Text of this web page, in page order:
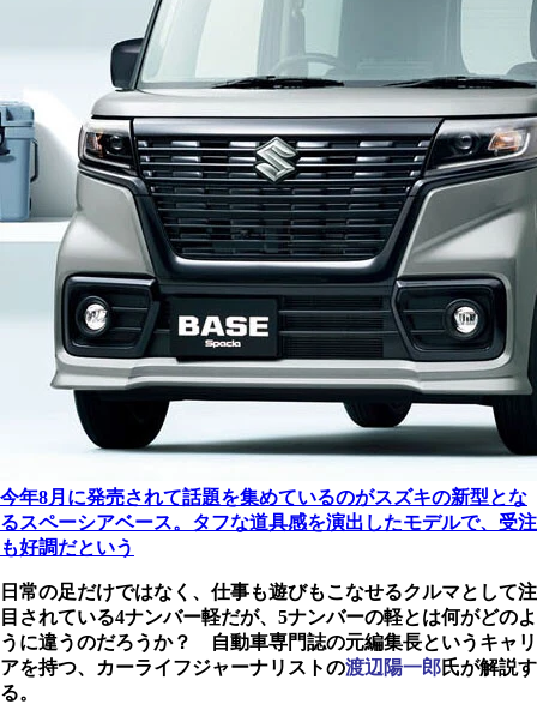
今年8月に発売されて話題を集めているのがスズキの新型とな
るスペーシアベース。タフな道具感を演出したモデルで、受注
も好調だという
日常の足だけではなく、仕事も遊びもこなせるクルマとして注
目されている4ナンバー軽だが、5ナンバーの軽とは何がどのよ
うに違うのだろうか？ 自動車専門誌の元編集長というキャリ
アを持つ、カーライフジャーナリストの渡辺陽一郎氏が解説す
る。